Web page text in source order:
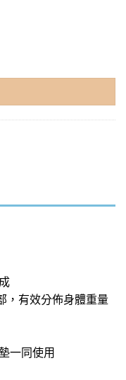
，有效分佈身體重量
一同使用